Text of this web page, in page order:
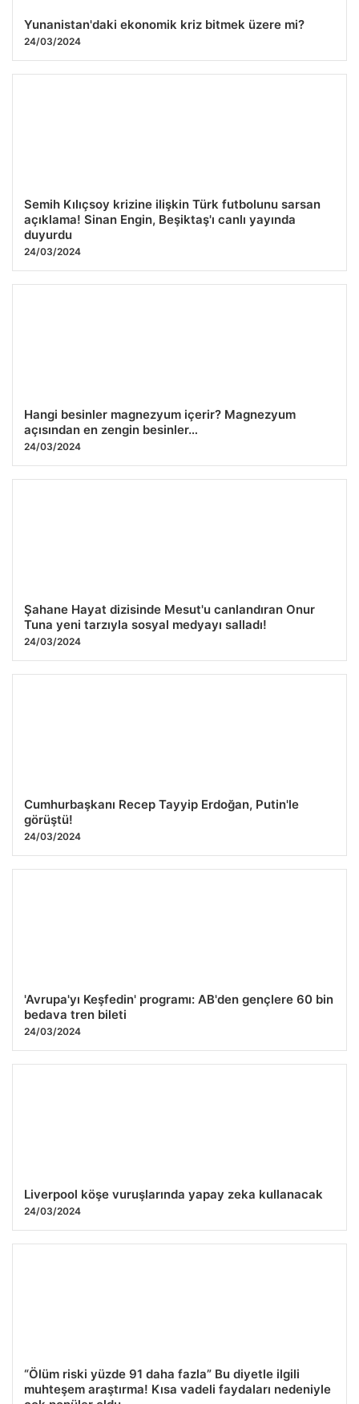
Yunanistan'daki ekonomik kriz bitmek üzere mi?
24/03/2024
Semih Kılıçsoy krizine ilişkin Türk futbolunu sarsan
açıklama! Sinan Engin, Beşiktaş'ı canlı yayında
duyurdu
24/03/2024
Hangi besinler magnezyum içerir? Magnezyum
açısından en zengin besinler…
24/03/2024
Şahane Hayat dizisinde Mesut'u canlandıran Onur
Tuna yeni tarzıyla sosyal medyayı salladı!
24/03/2024
Cumhurbaşkanı Recep Tayyip Erdoğan, Putin'le
görüştü!
24/03/2024
'Avrupa'yı Keşfedin' programı: AB'den gençlere 60 bin
bedava tren bileti
24/03/2024
Liverpool köşe vuruşlarında yapay zeka kullanacak
24/03/2024
“Ölüm riski yüzde 91 daha fazla” Bu diyetle ilgili
muhteşem araştırma! Kısa vadeli faydaları nedeniyle